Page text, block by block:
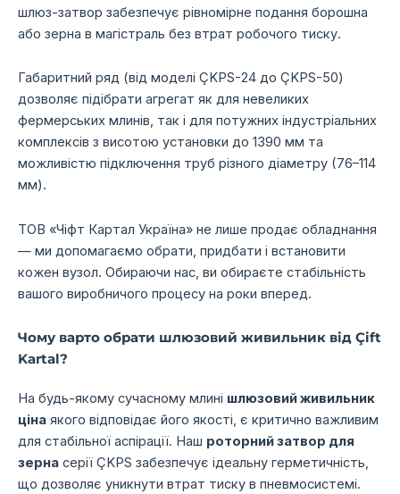
шлюз-затвор забезпечує рівномірне подання борошна
або зерна в магістраль без втрат робочого тиску.
Габаритний ряд (від моделі ÇKPS-24 до ÇKPS-50)
дозволяє підібрати агрегат як для невеликих
фермерських млинів, так і для потужних індустріальних
комплексів з висотою установки до 1390 мм та
можливістю підключення труб різного діаметру (76–114
мм).
ТОВ «Чіфт Картал Україна» не лише продає обладнання
— ми допомагаємо обрати, придбати і встановити
кожен вузол. Обираючи нас, ви обираєте стабільність
вашого виробничого процесу на роки вперед.
Чому варто обрати шлюзовий живильник від Çift
Kartal?
На будь-якому сучасному млині шлюзовий живильник
ціна якого відповідає його якості, є критично важливим
для стабільної аспірації. Наш роторний затвор для
зерна серії ÇKPS забезпечує ідеальну герметичність,
що дозволяє уникнути втрат тиску в пневмосистемі.